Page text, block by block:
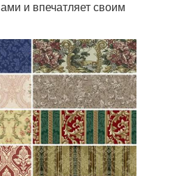
и впечатляет своим